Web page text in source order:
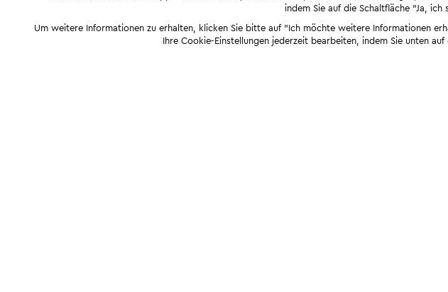
indem Sie auf die Schaltfläche "Ja, ich
Um weitere Informationen zu erhalten, klicken Sie bitte auf "Ich möchte weitere Informationen
Ihre Cookie-Einstellungen jederzeit bearbeiten, indem Sie unten